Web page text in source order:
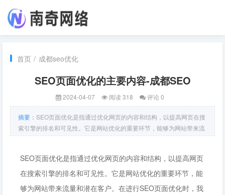
首页 / 成都seo优化
SEO页面优化的主要内容-成都SEO
2024-04-07 阅读 318 评论 0
摘要： SEO页面优化是指通过优化网页的内容和结构，以提高网页在搜
索引擎的排名和可见性。它是网站优化的重要环节，能够为网站带来流
量和潜在客户。在进行SEO页面优化时，我们需要关注以下几个主要内
擎对网页内容判断
SEO页面优化是指通过优化网页的内容和结构，以提高网页
在搜索引擎的排名和可见性。它是网站优化的重要环节，能
够为网站带来流量和潜在客户。在进行SEO页面优化时，我